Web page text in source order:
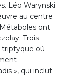
Léo Warynski
au centre
ont
Trois
triptyque où
», qui inclut